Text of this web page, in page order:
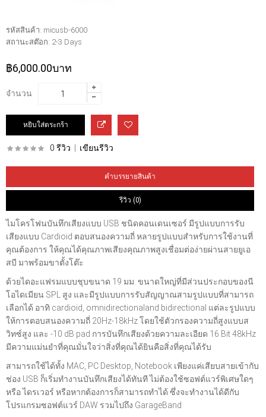
รหัสสินค้า: micusb-6000
สถานะสต๊อก: 2-3 Days
฿6,000.00บาท
จำนวน
0 รีวิว เขียนรีวิว
คำบรรยายสินค้า
รีวิว (0)
ไมโครโฟนบันทึกเสียงแบบ USB ชนิดคอนเดนเซอร์ มีรูปแบบการรับ
เสียงแบบ Cardioid ตอบสนองความถี่ หลายรูปแบบสำหรับการใช้งานที่
คุณต้องการ ให้คุณได้คุณภาพเสียงคุณภาพสูงเชื่อมต่อง่ายผ่านสายยูเอ
สบี มาพร้อมขาตั้งโต๊ะ
ด้วยไดอะแฟรมแบบชุบขนาด 19 มม. ขนาดใหญ่ที่มีส่วนประกอบของนี
โอไดเมียน SPL สูง และมีรูปแบบการรับสัญญาณสามรูปแบบที่สามารถ
เลือกได้ อาทิ cardioid, omnidirectionaland bidirectional แต่ละรูปแบบ
ให้การตอบสนองความถี่ 20Hz-18kHz โดยใช้ตัวกรองความถี่สูงแบบส
วิทซ์สูง และ -10 dB pad การบันทึกเสียงด้วยความละเอียด 16 Bit 48kHz
มีความแม่นยำที่คุณมั่นใจว่าสิ่งที่คุณได้ยินคือสิ่งที่คุณได้รับ
สามารถใช้ได้ทั้ง MAC, PC Desktop, Notebook เพียงแค่เสียบสายเข้ากับ
ช่อง USB ก็เริ่มทำงานบันทึกเสียงได้ทันที ไม่ต้องใช้ซอฟต์แวร์พิเศษใดๆ
หรือ ไดรเวอร์ หรือหากต้องการก็สามารถทำได้ ซึ่งจะทำงานได้ดีกับ
โปรแกรมซอฟต์แวร์ DAW รวมไปถึง GarageBand